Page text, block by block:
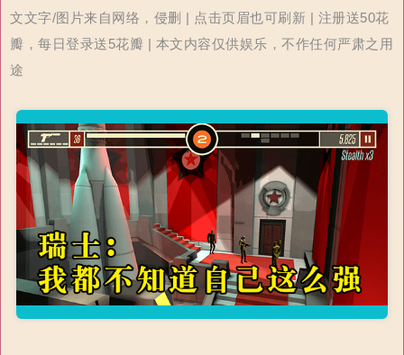
文文字/图片来自网络，侵删 | 点击页眉也可刷新 | 注册送50花
瓣，每日登录送5花瓣 | 本文内容仅供娱乐，不作任何严肃之用
途